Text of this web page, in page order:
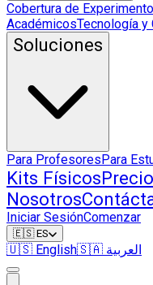
Cobertura de
AcadémicosTecnología y
Soluciones
Para ProfesoresPara
Kits Físicos
Nosotros
Iniciar SesiónComenzar
🇪🇸 ES
🇺🇸 English🇸🇦 العربية